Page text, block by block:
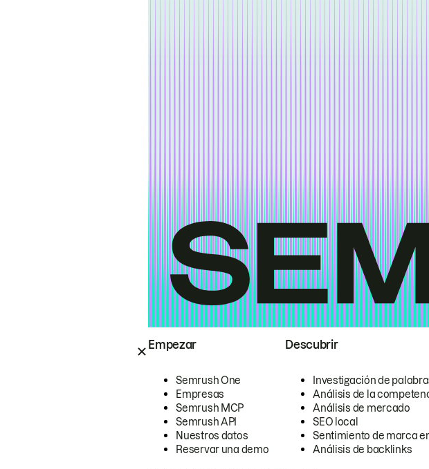
Empezar
Semrush One
Empresas
Semrush MCP
Semrush API
Nuestros datos
Reservar una demo
Descubrir
Investigación de
Análisis de la
Análisis de mercado
SEO local
Sentimiento de marca
Análisis de backlinks